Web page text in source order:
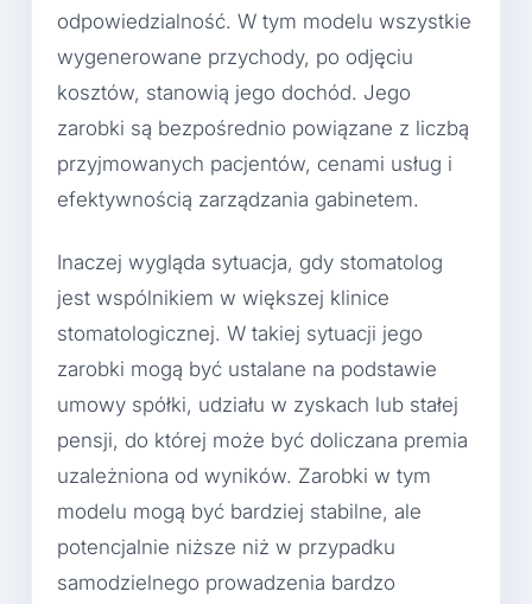
odpowiedzialność. W tym modelu wszystkie
wygenerowane przychody, po odjęciu
kosztów, stanowią jego dochód. Jego
zarobki są bezpośrednio powiązane z liczbą
przyjmowanych pacjentów, cenami usług i
efektywnością zarządzania gabinetem.
Inaczej wygląda sytuacja, gdy stomatolog
jest wspólnikiem w większej klinice
stomatologicznej. W takiej sytuacji jego
zarobki mogą być ustalane na podstawie
umowy spółki, udziału w zyskach lub stałej
pensji, do której może być doliczana premia
uzależniona od wyników. Zarobki w tym
modelu mogą być bardziej stabilne, ale
potencjalnie niższe niż w przypadku
samodzielnego prowadzenia bardzo